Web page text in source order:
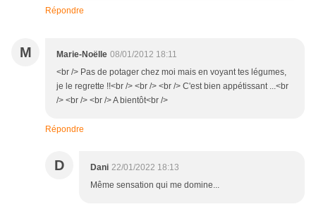
Répondre
M Marie-Noëlle 08/01/2012 18:11
<br /> Pas de potager chez moi mais en voyant tes légumes,
je le regrette !!<br /> <br /> <br /> C'est bien appétissant ...<br
/> <br /> <br /> A bientôt<br />
Répondre
D Dani 22/01/2022 18:13
Même sensation qui me domine...